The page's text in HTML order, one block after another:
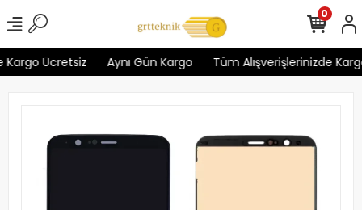
Ücretsiz Aynı Gün Kargo Tüm Alışverişlerinizde
0